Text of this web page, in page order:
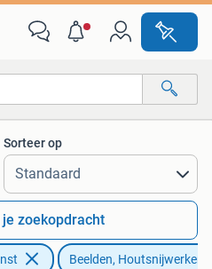
Sorteer op
zoekopdracht
Beelden, Houtsnijwerken